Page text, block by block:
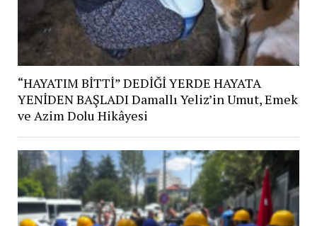
“HAYATIM BİTTİ” DEDİĞİ YERDE HAYATA
YENİDEN BAŞLADI Damallı Yeliz’in Umut, Emek
ve Azim Dolu Hikâyesi